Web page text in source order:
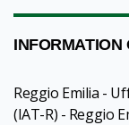
INFORMATION
Reggio Emilia -
(IAT-R) - Reggio